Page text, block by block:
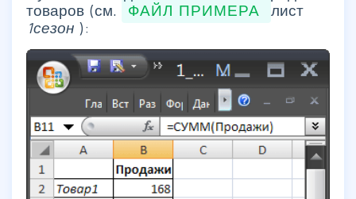
товаров (см.
ФАЙЛ ПРИМЕРА
лист
1сезон ):